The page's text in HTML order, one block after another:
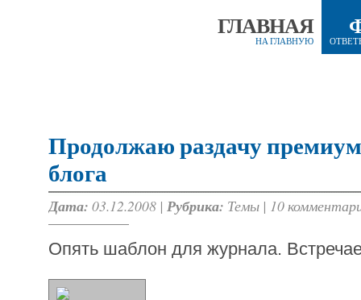
ГЛАВНАЯ
НА ГЛАВНУЮ
Продолжаю раздачу
блога
Дата: 03.12.2008 | Рубрика: Темы | 10
Опять шаблон для журнала.